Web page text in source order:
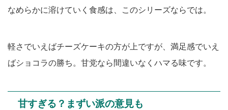
なめらかに溶けていく食感は、このシリーズならでは。
軽さでいえばチーズケーキの方が上ですが、満足感でいえ
ばショコラの勝ち。甘党なら間違いなくハマる味です。
甘すぎる？まずい派の意見も